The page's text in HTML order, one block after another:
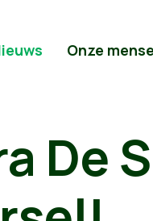
Onze
De